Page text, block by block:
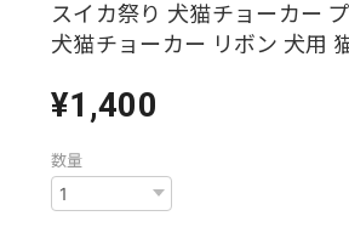
スイカ祭り 犬猫チョーカー
犬猫チョーカー リボン 犬用
¥1,400
数量